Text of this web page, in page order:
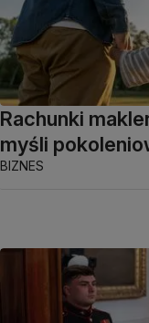
Rachunki
myśli
BIZNES